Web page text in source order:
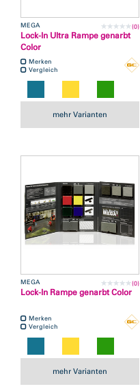
MEGA (0)
Lock-In Ultra Rampe genarbt
Color
Merken
Vergleich
mehr Varianten
MEGA (0)
Lock-In Rampe genarbt Color
Merken
Vergleich
mehr Varianten